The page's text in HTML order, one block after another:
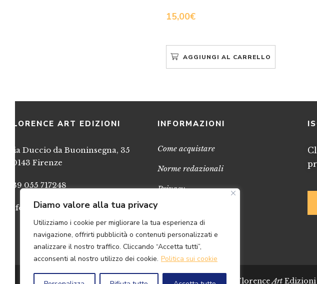
Diamo valore alla tua privacy
Utilizziamo i cookie per migliorare la tua esperienza di
navigazione, offrirti pubblicità o contenuti personalizzati e
analizzare il nostro traffico. Cliccando “Accetta tutti”,
acconsenti al nostro utilizzo dei cookie. Politica sui cookie
15,00€
AGGIUNGI AL CARRELLO
FLORENCE ART EDIZIONI
Via Duccio da Buoninsegna, 35
50143 Firenze
+39 055 717248
info@FlorenceArtEdizioni.com
INFORMAZIONI
Come acquistare
Norme redazionali
Privacy
Credits
© 2024 Florence Art Edizioni